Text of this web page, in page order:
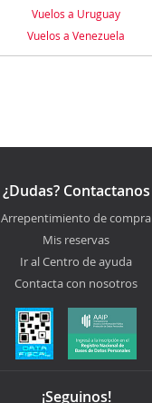
Vuelos a Uruguay
Vuelos a Venezuela
¿Dudas? Contactanos
Arrepentimiento de compra
Mis reservas
Ir al Centro de ayuda
Contacta con nosotros
¡Seguinos!